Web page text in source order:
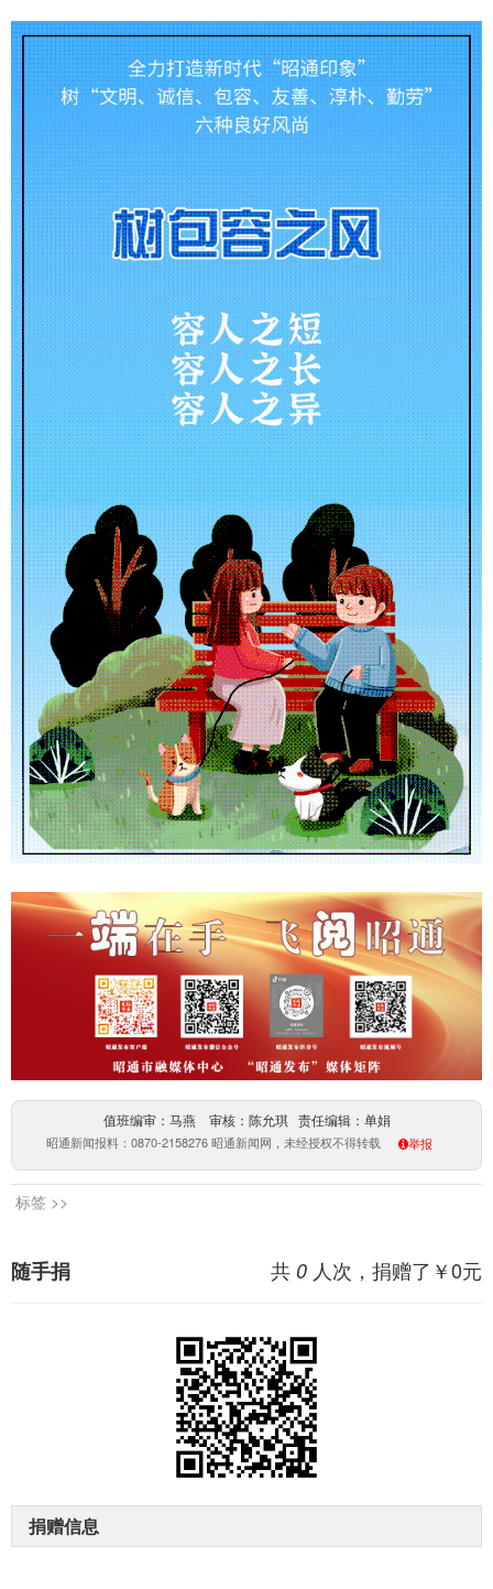
值班编审：马燕 审核：陈允琪 责任编辑：单娟
昭通新闻报料：0870-2158276 昭通新闻网，未经授权不得转载 举报
标签 >>
共 0 人次，捐赠了￥0元
随手捐
捐赠信息